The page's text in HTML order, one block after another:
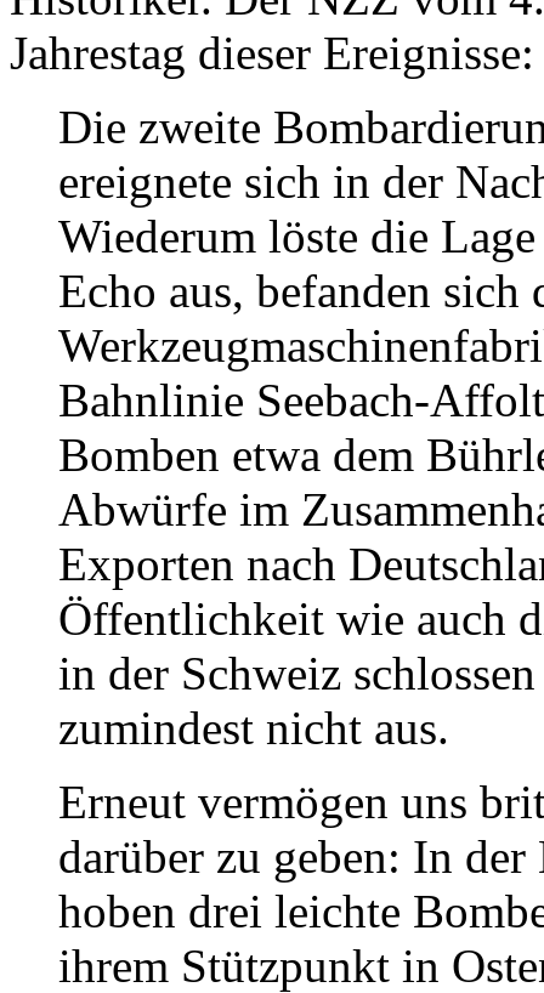
Jahrestag dieser Ereignisse:
Die zweite
ereignete sich in der
Wiederum löste die
Echo aus, befanden sich
Bahnlinie Seebach-
Bomben etwa dem
Abwürfe im
Exporten nach
Öffentlichkeit wie auch
in der Schweiz
zumindest nicht aus.
Erneut vermögen uns
darüber zu geben: In
hoben drei leichte
ihrem Stützpunkt in